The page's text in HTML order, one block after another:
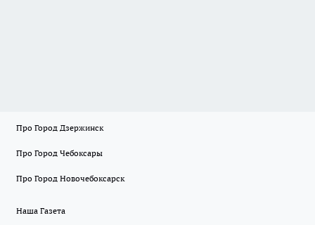
Про Город Дзержинск
Про Город Чебоксары
Про Город Новочебоксарск
Наша Газета